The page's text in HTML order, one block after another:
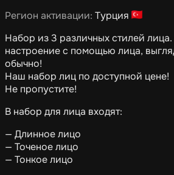
Регион активации: Турция
Набор из 3 различных стилей
настроение с помощью лица,
обычно!
Наш набор лиц по доступной цене!
Не пропустите!
В набор для лица входят:
— Длинное лицо
— Точеное лицо
— Тонкое лицо